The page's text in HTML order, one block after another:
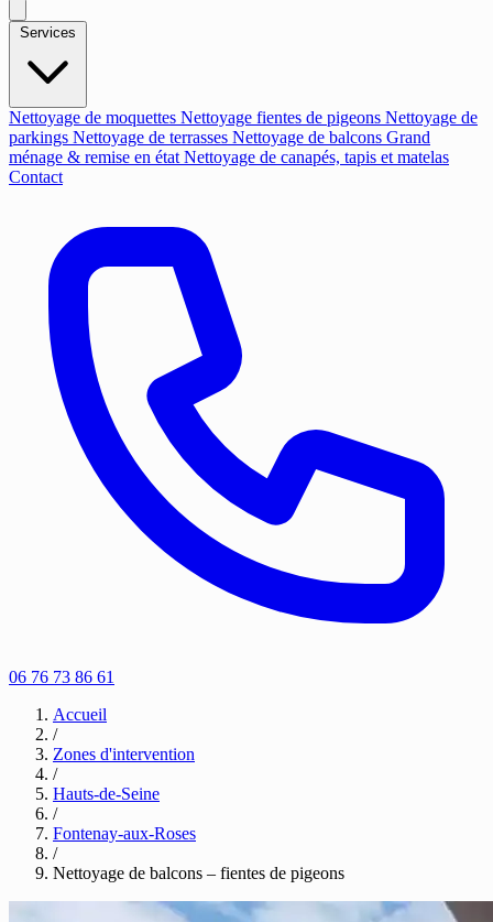
Nettoyage de moquettes Nettoyage fientes de pigeons Nettoyage de
parkings Nettoyage de terrasses Nettoyage de balcons Grand
ménage & remise en état Nettoyage de canapés, tapis et matelas
Contact
06 76 73 86 61
Accueil
/
Zones d'intervention
/
Hauts-de-Seine
/
Fontenay-aux-Roses
/
Nettoyage de balcons – fientes de pigeons